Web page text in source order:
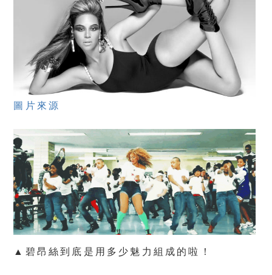
圖片來源
▲碧昂絲到底是用多少魅力組成的啦！